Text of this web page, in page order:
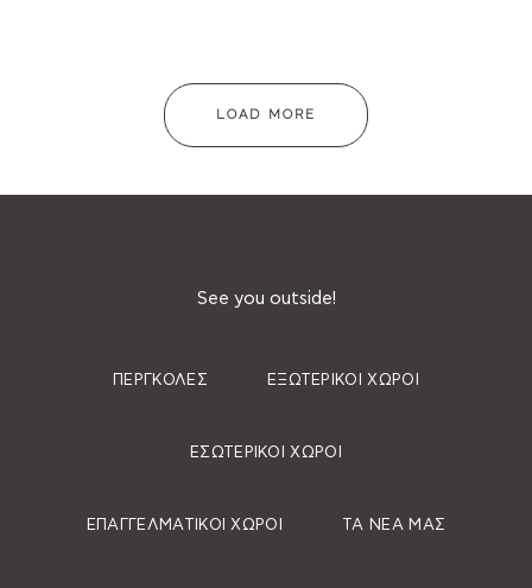
LOAD MORE
See you outside!
ΠΈΡΓΚΟΛΕΣ ΕΞΩΤΕΡΙΚΟΊ ΧΏΡΟΙ
ΕΣΩΤΕΡΙΚΟΊ ΧΏΡΟΙ
ΕΠΑΓΓΕΛΜΑΤΙΚΟΊ ΧΏΡΟΙ ΤΑ ΝΈΑ ΜΑΣ